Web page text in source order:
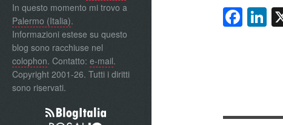
In questo momento mi trovo a
Palermo (Italia).
Informazioni estese su questo
blog sono racchiuse nel
colophon. Contatto: e-mail.
Copyright 2001-26. Tutti i diritti
sono riservati.